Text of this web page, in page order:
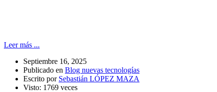
Leer más ...
Septiembre 16, 2025
Publicado en Blog nuevas tecnologías
Escrito por Sebastián LÓPEZ MAZA
Visto: 1769 veces